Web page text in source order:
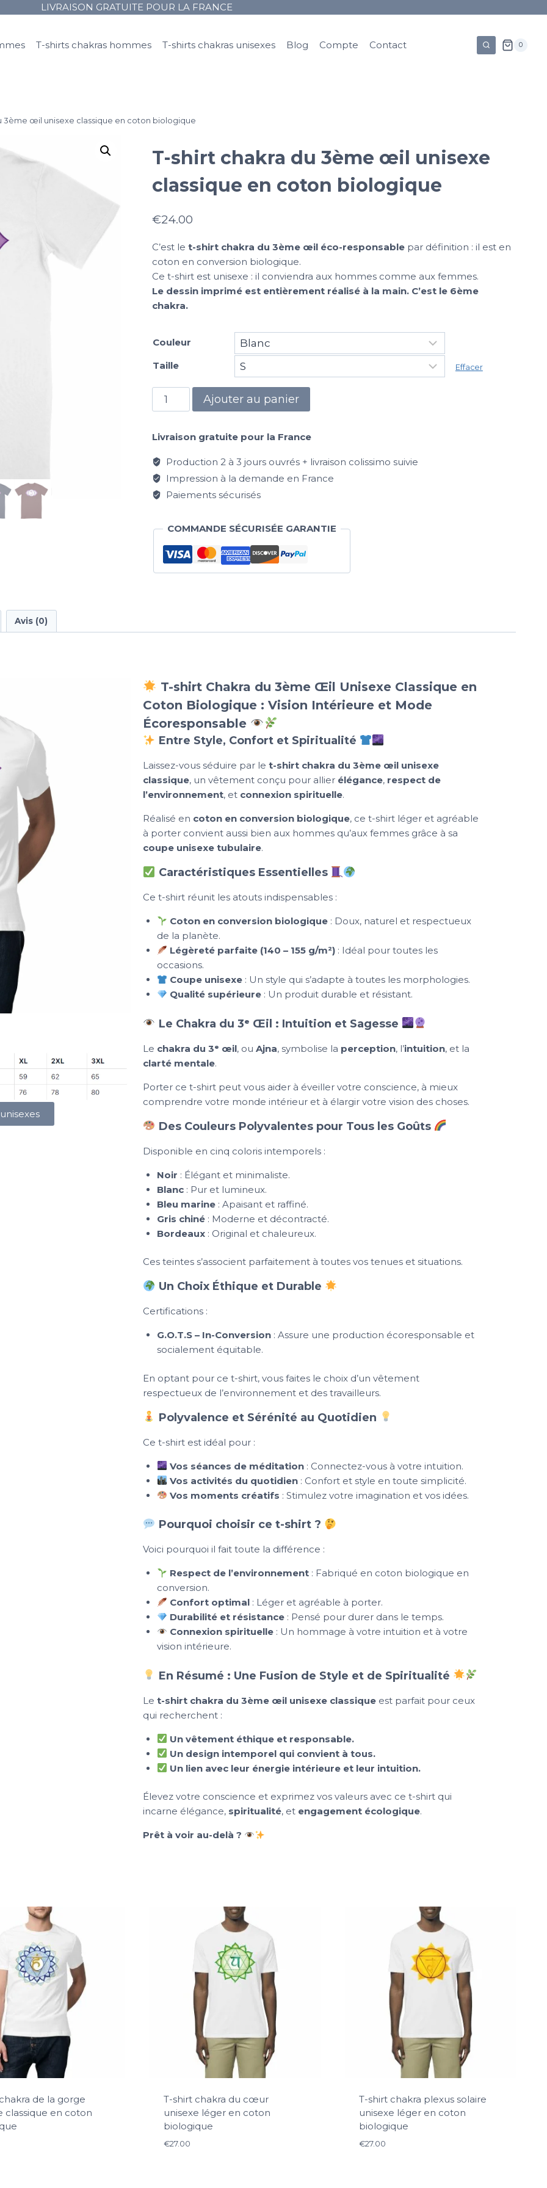
LIVRAISON GRATUITE POUR LA FRANCE
T-shirts chakras hommes T-shirts chakras unisexes Blog Compte Contact 0
3ème œil unisexe classique en coton biologique
T-shirt chakra du 3ème œil unisexe
classique en coton biologique
€24.00
C’est le t-shirt chakra du 3ème œil éco-responsablepar définition : il est en
coton en conversion biologique.
Ce t-shirt est unisexe : il conviendra aux hommes comme aux femmes.
Le dessin imprimé est entièrement réalisé à la main. C’est le 6ème
chakra.
Couleur
Taille
Effacer
Ajouter au panier
Livraison gratuite pour la France
Production 2 à 3 jours ouvrés + livraison colissimo suivie
Impression à la demande en France
Paiements sécurisés
COMMANDE SÉCURISÉE GARANTIE
Avis (0)
T-shirt Chakra du 3ème Œil Unisexe Classique en
Coton Biologique : Vision Intérieure et Mode
Écoresponsable
Entre Style, Confort et Spiritualité
Laissez-vous séduire par le t-shirt chakra du 3ème œil unisexe
classique, un vêtement conçu pour allier élégance, respect de
l’environnement, et connexion spirituelle.
Réalisé en coton en conversion biologique, ce t-shirt léger et agréable
à porter convient aussi bien aux hommes qu’aux femmes grâce à sa
coupe unisexe tubulaire.
Caractéristiques Essentielles
Ce t-shirt réunit les atouts indispensables :
Coton en conversion biologique: Doux, naturel et respectueux
de la planète.
Légèreté parfaite (140 – 155 g/m²): Idéal pour toutes les
occasions.
Coupe unisexe: Un style qui s’adapte à toutes les morphologies.
Qualité supérieure: Un produit durable et résistant.
Le Chakra du 3ᵉ Œil : Intuition et Sagesse
Le chakra du 3ᵉ œil, ou Ajna, symbolise la perception, l’intuition, et la
clarté mentale.
Porter ce t-shirt peut vous aider à éveiller votre conscience, à mieux
comprendre votre monde intérieur et à élargir votre vision des choses.
Des Couleurs Polyvalentes pour Tous les Goûts
Disponible en cinq coloris intemporels :
Noir : Élégant et minimaliste.
Blanc: Pur et lumineux.
Bleu marine: Apaisant et raffiné.
Gris chiné: Moderne et décontracté.
Bordeaux: Original et chaleureux.
Ces teintes s’associent parfaitement à toutes vos tenues et situations.
Un Choix Éthique et Durable
Certifications :
G.O.T.S – In-Conversion: Assure une production écoresponsable et
socialement équitable.
En optant pour ce t-shirt, vous faites le choix d’un vêtement
respectueux de l’environnement et des travailleurs.
Polyvalence et Sérénité au Quotidien
Ce t-shirt est idéal pour :
Vos séances de méditation: Connectez-vous à votre intuition.
Vos activités du quotidien: Confort et style en toute simplicité.
Vos moments créatifs : Stimulez votre imagination et vos idées.
Pourquoi choisir ce t-shirt ?
Voici pourquoi il fait toute la différence :
Respect de l’environnement: Fabriqué en coton biologique en
conversion.
Confort optimal: Léger et agréable à porter.
Durabilité et résistance: Pensé pour durer dans le temps.
Connexion spirituelle: Un hommage à votre intuition et à votre
vision intérieure.
En Résumé : Une Fusion de Style et de Spiritualité
Le t-shirt chakra du 3ème œil unisexe classique est parfait pour ceux
qui recherchent :
Un vêtement éthique et responsable.
Un design intemporel qui convient à tous.
Un lien avec leur énergie intérieure et leur intuition.
Élevez votre conscience et exprimez vos valeurs avec ce t-shirt qui
incarne élégance, spiritualité, et engagement écologique.
Prêt à voir au-delà ?
de la gorge
classique en coton
T-shirt chakra du cœur
unisexe léger en coton
biologique
€27.00
T-shirt chakra plexus solaire
unisexe léger en coton
biologique
€27.00